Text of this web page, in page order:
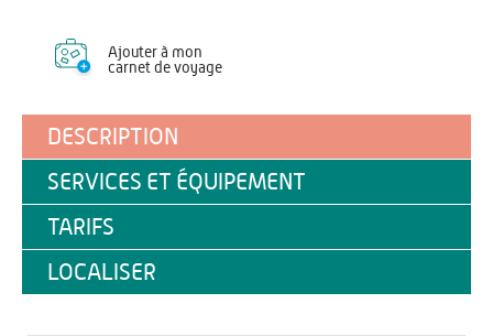
Ajouter à mon
carnet de voyage
DESCRIPTION
SERVICES ET ÉQUIPEMENT
TARIFS
LOCALISER